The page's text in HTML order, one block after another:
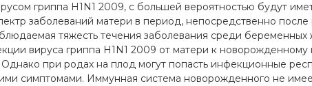
гриппа H1N1 2009, с большей вероятностью будут
заболеваний матери в период, непосредственно
тяжесть течения заболевания среди
вируса гриппа H1N1 2009 от матери к
при родах на плод могут попасть инфекционные
симптомами. Иммунная система новорожденного не